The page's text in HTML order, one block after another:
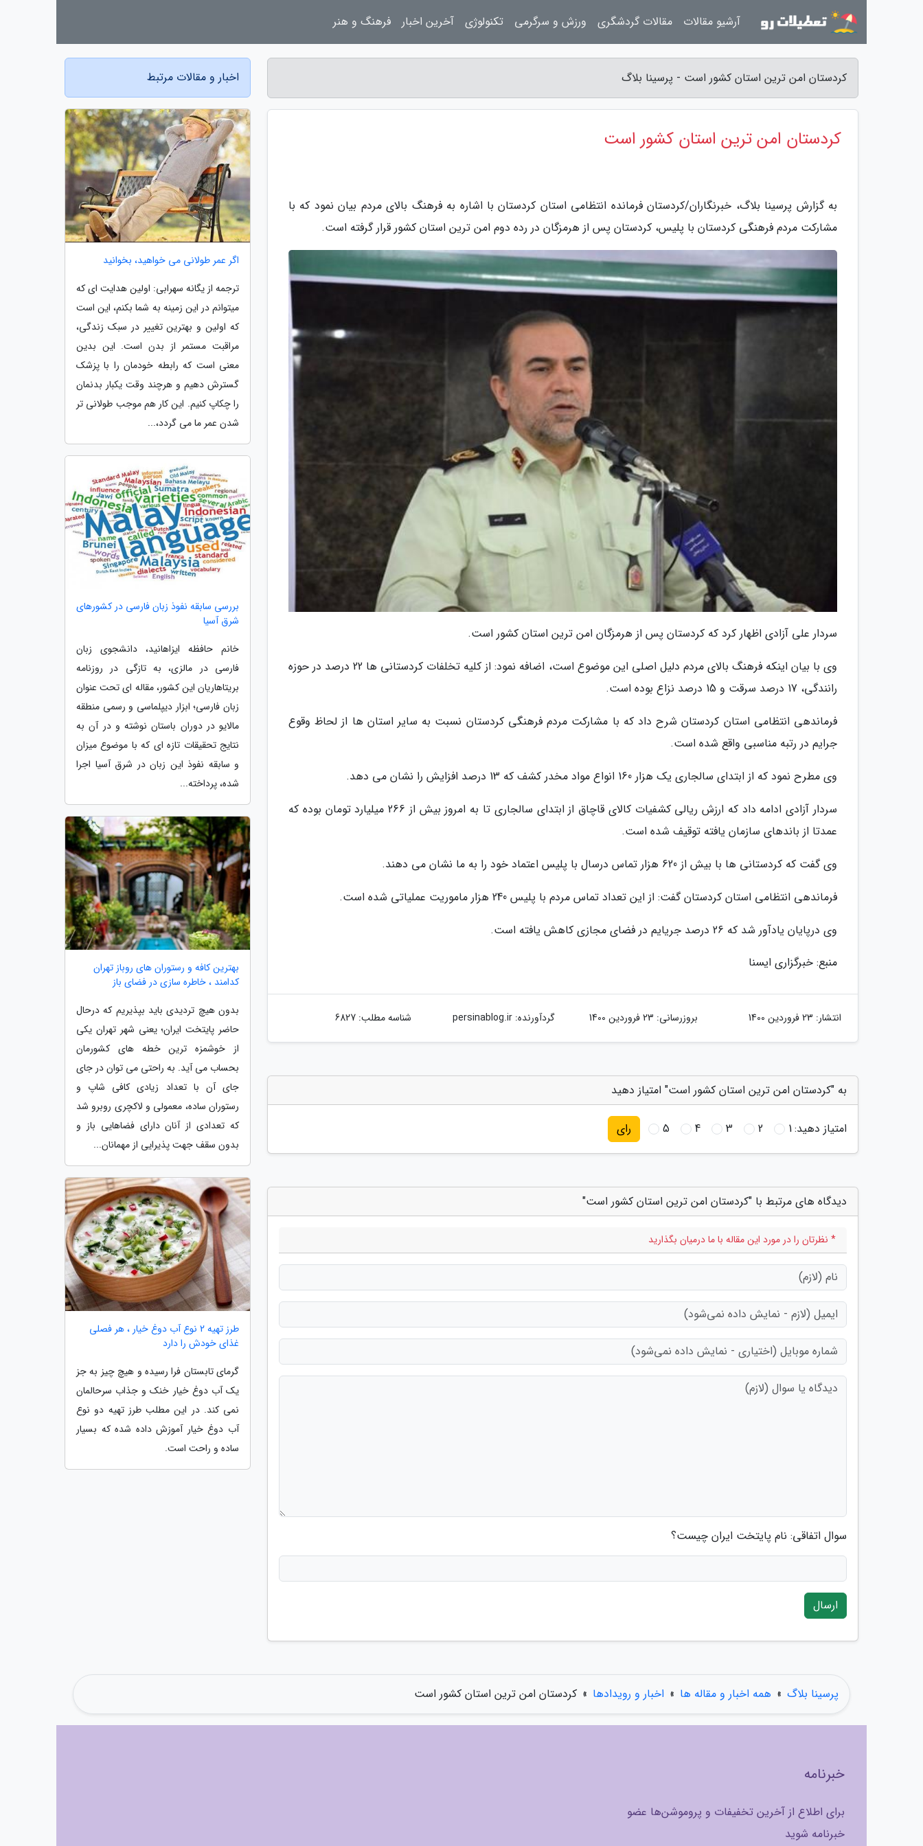
کردستان امن ترین استان کشور است - پرسینا بلاگ
کردستان امن ترین استان کشور است
به گزارش پرسینا بلاگ، خبرنگاران/کردستان فرمانده انتظامی استان کردستان با اشاره به فرهنگ بالای مردم بیان نمود که با
مشارکت مردم فرهنگی کردستان با پلیس، کردستان پس از هرمزگان در رده دوم امن ترین استان کشور قرار گرفته است.
سردار علی آزادی اظهار کرد که کردستان پس از هرمزگان امن ترین استان کشور است.
وی با بیان اینکه فرهنگ بالای مردم دلیل اصلی این موضوع است، اضافه نمود: از کلیه تخلفات کردستانی ها 22 درصد در حوزه
رانندگی، 17 درصد سرقت و 15 درصد نزاع بوده است.
فرماندهی انتظامی استان کردستان شرح داد که با مشارکت مردم فرهنگی کردستان نسبت به سایر استان ها از لحاظ وقوع
جرایم در رتبه مناسبی واقع شده است.
وی مطرح نمود که از ابتدای سالجاری یک هزار 160 انواع مواد مخدر کشف که 13 درصد افزایش را نشان می دهد.
سردار آزادی ادامه داد که ارزش ریالی کشفیات کالای قاچاق از ابتدای سالجاری تا به امروز بیش از 266 میلیارد تومان بوده که
عمدتا از باندهای سازمان یافته توقیف شده است.
وی گفت که کردستانی ها با بیش از 620 هزار تماس درسال با پلیس اعتماد خود را به ما نشان می دهند.
فرماندهی انتظامی استان کردستان گفت: از این تعداد تماس مردم با پلیس 240 هزار ماموریت عملیاتی شده است.
وی درپایان یادآور شد که 26 درصد جریایم در فضای مجازی کاهش یافته است.
منبع: خبرگزاری ایسنا
انتشار: 23 فروردین 1400 بروزرسانی: 23 فروردین 1400 گردآورنده:persinablog.ir شناسه مطلب: 6827
به "کردستان امن ترین استان کشور است" امتیاز دهید
امتیاز دهید:1
2
3
4
5 رای
دیدگاه های مرتبط با "کردستان امن ترین استان کشور است"
* نظرتان را در مورد این مقاله با ما درمیان بگذارید
سوال اتفاقی: نام پایتخت ایران چیست؟
ارسال
اخبار و مقالات مرتبط
اگر عمر طولانی می خواهید، بخوانید
ترجمه از یگانه سهرابی: اولین هدایت ای که
میتوانم در این زمینه به شما بکنم، این است
که اولین و بهترین تغییر در سبک زندگی،
مراقبت مستمر از بدن است. این بدین
معنی است که رابطه خودمان را با پزشک
گسترش دهیم و هرچند وقت یکبار بدنمان
را چکاپ کنیم. این کار هم موجب طولانی تر
شدن عمر ما می گردد،...
بررسی سابقه نفوذ زبان فارسی در کشورهای
شرق آسیا
خانم حافظه ایزاهانید، دانشجوی زبان
فارسی در مالزی، به تازگی در روزنامه
بریتاهاریان این کشور، مقاله ای تحت عنوان
زبان فارسی؛ ابزار دیپلماسی و رسمی منطقه
مالایو در دوران باستان نوشته و در آن به
نتایج تحقیقات تازه ای که با موضوع میزان
و سابقه نفوذ این زبان در شرق آسیا اجرا
شده، پرداخته...
بهترین کافه و رستوران های روباز تهران
کدامند ، خاطره سازی در فضای باز
بدون هیچ تردیدی باید بپذیریم که درحال
حاضر پایتخت ایران؛ یعنی شهر تهران یکی
از خوشمزه ترین خطه های کشورمان
بحساب می آید. به راحتی می توان در جای
جای آن با تعداد زیادی کافی شاپ و
رستوران ساده، معمولی و لاکچری روبرو شد
که تعدادی از آنان دارای فضاهایی باز و
بدون سقف جهت پذیرایی از مهمانان...
طرز تهیه 2 نوع آب دوغ خیار ، هر فصلی
غذای خودش را دارد
گرمای تابستان فرا رسیده و هیچ چیز به جز
یک آب دوغ خیار خنک و جذاب سرحالمان
نمی کند. در این مطلب طرز تهیه دو نوع
آب دوغ خیار آموزش داده شده که بسیار
ساده و راحت است.
پرسینا بلاگ » همه اخبار و مقاله ها » اخبار و رویدادها » کردستان امن ترین استان کشور است
آرشیو مقالات مقالات گردشگری ورزش و سرگرمی تکنولوژی آخرین اخبار فرهنگ و هنر
خبرنامه
برای اطلاع از آخرین تخفیفات و پروموشن‌ها عضو
خبرنامه شوید